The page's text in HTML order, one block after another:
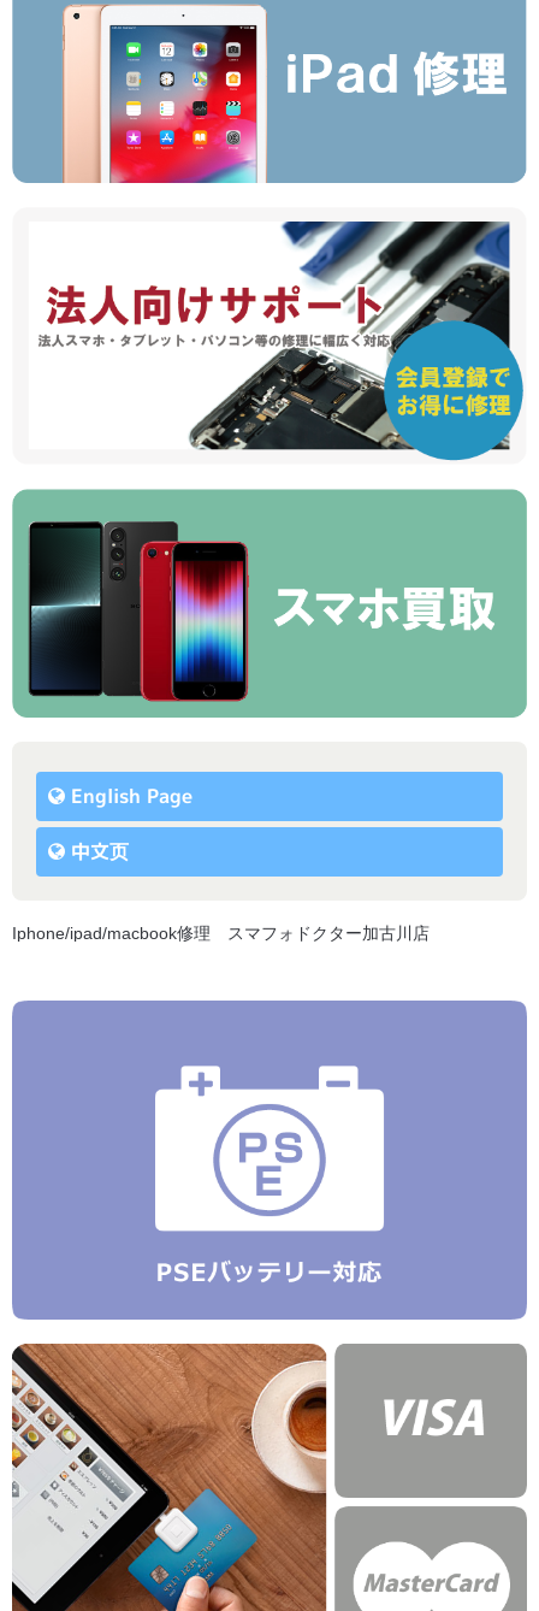
English Page
中文页
Iphone/ipad/macbook修理 スマフォドクター加古川店